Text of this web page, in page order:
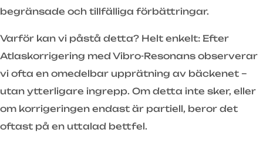
begränsade och tillfälliga förbättringar.
Varför kan vi påstå detta? Helt enkelt: Efter
Atlaskorrigering med Vibro-Resonans observerar
vi ofta en omedelbar upprätning av bäckenet –
utan ytterligare ingrepp. Om detta inte sker, eller
om korrigeringen endast är partiell, beror det
oftast på en uttalad bettfel.